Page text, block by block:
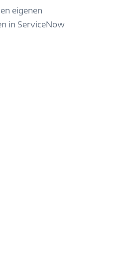
eigenen
in ServiceNow